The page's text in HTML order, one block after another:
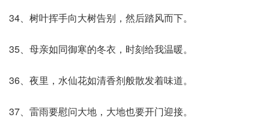
34、树叶挥手向大树告别，然后踏风而下。
35、母亲如同御寒的冬衣，时刻给我温暖。
36、夜里，水仙花如清香剂般散发着味道。
37、雷雨要慰问大地，大地也要开门迎接。